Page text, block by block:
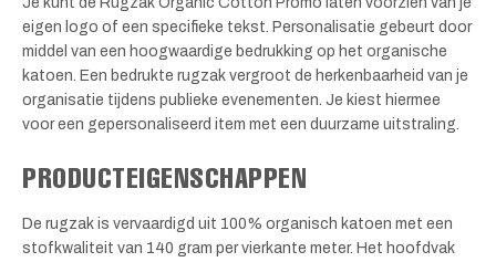
eigen logo of een specifieke tekst. Personalisatie gebeurt door
middel van een hoogwaardige bedrukking op het organische
katoen. Een bedrukte rugzak vergroot de herkenbaarheid van je
organisatie tijdens publieke evenementen. Je kiest hiermee
voor een gepersonaliseerd item met een duurzame uitstraling.
PRODUCTEIGENSCHAPPEN
De rugzak is vervaardigd uit 100% organisch katoen met een
stofkwaliteit van 140 gram per vierkante meter. Het hoofdvak